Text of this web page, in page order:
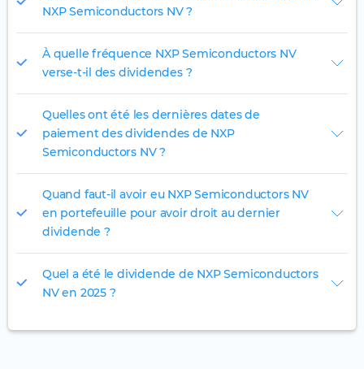
NXP Semiconductors NV ?
À quelle fréquence NXP Semiconductors NV
verse-t-il des dividendes ?
Quelles ont été les dernières dates de
paiement des dividendes de NXP
Semiconductors NV ?
Quand faut-il avoir eu NXP Semiconductors NV
en portefeuille pour avoir droit au dernier
dividende ?
Quel a été le dividende de NXP Semiconductors
NV en 2025 ?